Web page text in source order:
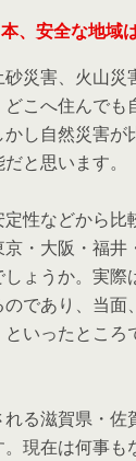
、安全な地域
災害、火山災
こへ住んでも
し自然災害が
と思います。
性などから比
・大阪・福井
ょうか。実際
であり、当面
いったところ
る滋賀県・佐
現在は何事も